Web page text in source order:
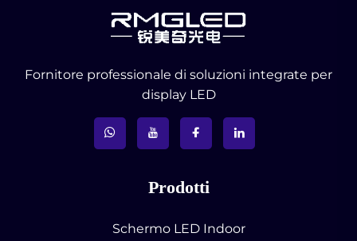
Fornitore professionale di soluzioni integrate per
display LED
Prodotti
Schermo LED Indoor